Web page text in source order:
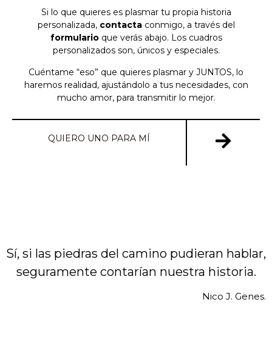
Si lo que quieres es plasmar tu propia historia
personalizada, contactaconmigo, a través del
formularioque verás abajo. Los cuadros
personalizados son, únicos y especiales.
Cuéntame “eso” que quieres plasmar y JUNTOS, lo
haremos realidad, ajustándolo a tus necesidades, con
mucho amor, para transmitir lo mejor.
QUIERO UNO PARA MÍ
Sí, si las piedras del camino pudieran hablar,
seguramente contarían nuestra historia.
Nico J. Genes.